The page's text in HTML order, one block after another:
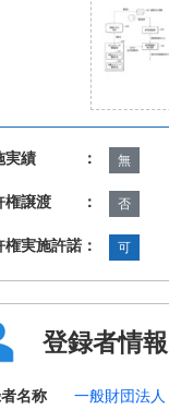
実績 ： 無
権譲渡 ： 否
権実施許諾： 可
登録者情報
名称 一般財団法